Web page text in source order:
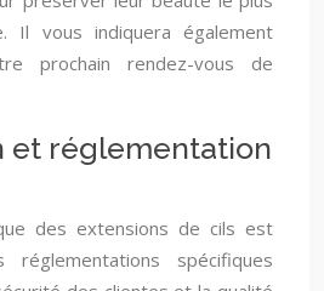
Il vous indiquera également
prochain rendez-vous de
et réglementation
des extensions de cils est
spécifiques